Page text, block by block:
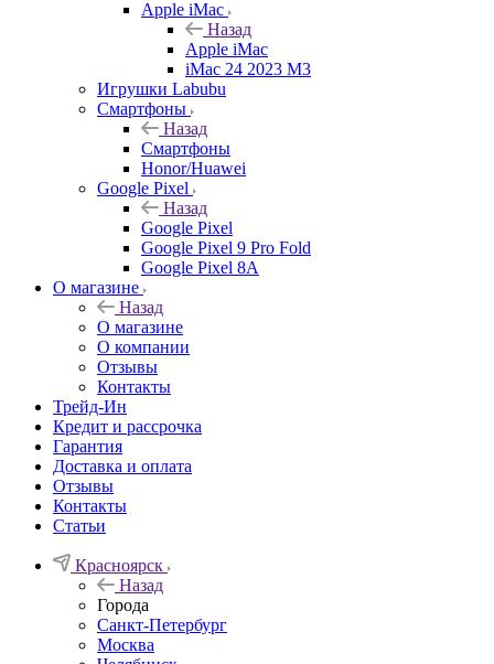
Apple iMac
Назад
Apple iMac
iMac 24 2023 M3
Игрушки Labubu
Смартфоны
Назад
Смартфоны
Honor/Huawei
Google Pixel
Назад
Google Pixel
Google Pixel 9 Pro Fold
Google Pixel 8A
О магазине
Назад
О магазине
О компании
Отзывы
Контакты
Трейд-Ин
Кредит и рассрочка
Гарантия
Доставка и оплата
Отзывы
Контакты
Статьи
Красноярск
Назад
Города
Санкт-Петербург
Москва